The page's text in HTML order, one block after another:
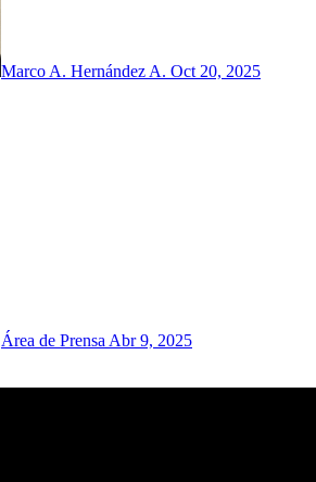
Marco A. Hernández A. Oct 20, 2025
Área de Prensa Abr 9, 2025